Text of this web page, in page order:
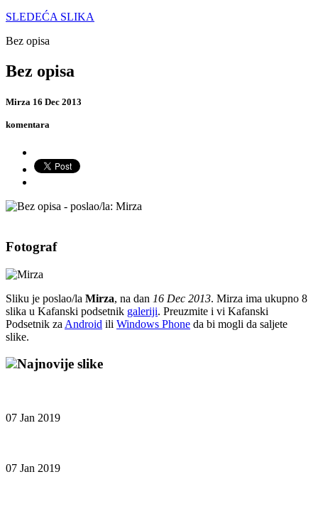
SLEDEĆA SLIKA
Bez opisa
Bez opisa
Mirza 16 Dec 2013
komentara
Fotograf
Sliku je poslao/la Mirza, na dan 16 Dec 2013. Mirza ima ukupno 8
slika u Kafanski podsetnik galeriji. Preuzmite i vi Kafanski
Podsetnik za Android ili Windows Phone da bi mogli da saljete
slike.
Najnovije slike
07 Jan 2019
07 Jan 2019